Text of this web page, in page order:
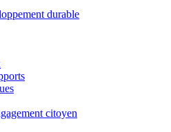
durable
citoyen